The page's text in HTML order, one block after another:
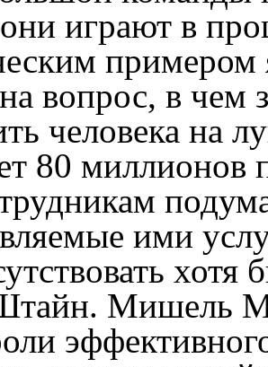
играют в
вопрос, в чем
человека на
80 миллионов
ими
Мишель